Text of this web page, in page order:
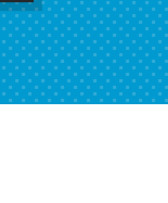
うなと凄く思